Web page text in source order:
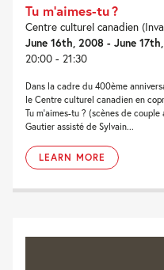
Tu m’aimes-tu ?
Centre culturel canadien
June 16th, 2008 - June
20:00 - 21:30
Dans la cadre du 400ème
le Centre culturel canadien en
Tu m’aimes-tu ? (scènes de
Gautier assisté de Sylvain...
LEARN MORE